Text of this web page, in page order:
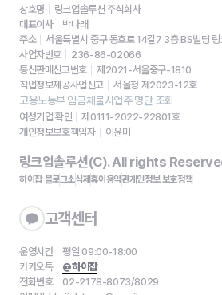
상호명
링크업솔루션 주식회사
대표이사
박나래
주소
서울특별시 중구 동호로 14길7 3층 BS빌딩 링
사업자번호
236-86-02066
통신판매신고번호
제2021-서울중구-1810
직업정보제공사업신고
서울청 제2023-12호
고용노동부 임금체불사업주 명단 조회
여성기업 확인
제0111-2022-22801호
개인정보보호책임자
이윤미
링크업솔루션(C). All rights
하이잡 블로그소식제휴이용약관개인정보 보호정책
고객센터
운영시간
평일 09:00-18:00
카카오톡
@하이잡
전화번호
02-2178-8073/8029